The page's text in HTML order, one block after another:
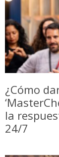
¿Cómo
la
24/7